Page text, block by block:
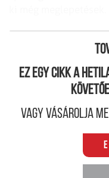
Ez egy cikk a
Vagy vásárolja